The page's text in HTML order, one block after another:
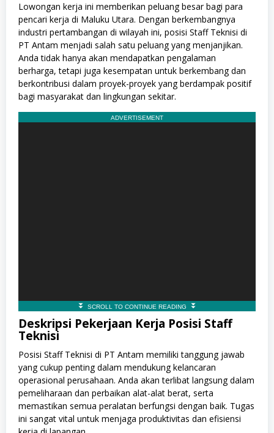
Lowongan kerja ini memberikan peluang besar bagi para
pencari kerja di Maluku Utara. Dengan berkembangnya
industri pertambangan di wilayah ini, posisi Staff Teknisi di
PT Antam menjadi salah satu peluang yang menjanjikan.
Anda tidak hanya akan mendapatkan pengalaman
berharga, tetapi juga kesempatan untuk berkembang dan
berkontribusi dalam proyek-proyek yang berdampak positif
bagi masyarakat dan lingkungan sekitar.
Deskripsi Pekerjaan Kerja Posisi Staff
Teknisi
Posisi Staff Teknisi di PT Antam memiliki tanggung jawab
yang cukup penting dalam mendukung kelancaran
operasional perusahaan. Anda akan terlibat langsung dalam
pemeliharaan dan perbaikan alat-alat berat, serta
memastikan semua peralatan berfungsi dengan baik. Tugas
ini sangat vital untuk menjaga produktivitas dan efisiensi